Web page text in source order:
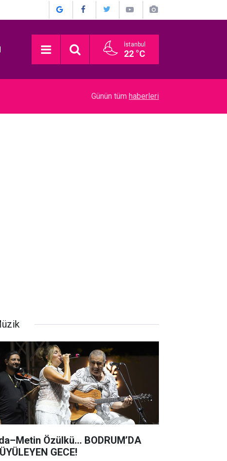
İstanbul
22 °C
“Dedemin Evi”… SIRBİSTAN’DAN EN İYİ
Günün tüm haberleri
Özülkü... BODRUM’DA
GECE!